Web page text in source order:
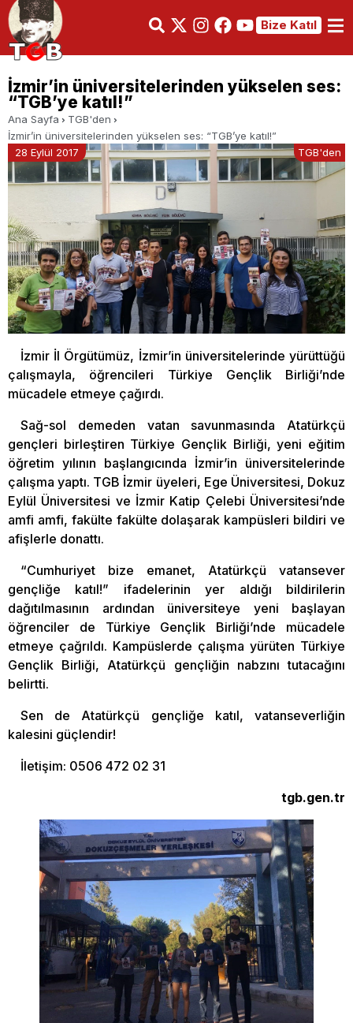
Bize Katıl
İzmir’in üniversitelerinden yükselen ses:
“TGB’ye katıl!”
Ana Sayfa
TGB'den
İzmir’in üniversitelerinden yükselen ses: “TGB’ye katıl!”
28 Eylül 2017
TGB'den
İzmir İl Örgütümüz, İzmir’in üniversitelerinde yürüttüğü
çalışmayla, öğrencileri Türkiye Gençlik Birliği’nde
mücadele etmeye çağırdı.
Sağ-sol demeden vatan savunmasında Atatürkçü
gençleri birleştiren Türkiye Gençlik Birliği, yeni eğitim
öğretim yılının başlangıcında İzmir’in üniversitelerinde
çalışma yaptı. TGB İzmir üyeleri, Ege Üniversitesi, Dokuz
Eylül Üniversitesi ve İzmir Katip Çelebi Üniversitesi’nde
amfi amfi, fakülte fakülte dolaşarak kampüsleri bildiri ve
afişlerle donattı.
“Cumhuriyet bize emanet, Atatürkçü vatansever
gençliğe katıl!” ifadelerinin yer aldığı bildirilerin
dağıtılmasının ardından üniversiteye yeni başlayan
öğrenciler de Türkiye Gençlik Birliği’nde mücadele
etmeye çağrıldı. Kampüslerde çalışma yürüten Türkiye
Gençlik Birliği, Atatürkçü gençliğin nabzını tutacağını
belirtti.
Sen de Atatürkçü gençliğe katıl, vatanseverliğin
kalesini güçlendir!
İletişim: 0506 472 02 31
tgb.gen.tr